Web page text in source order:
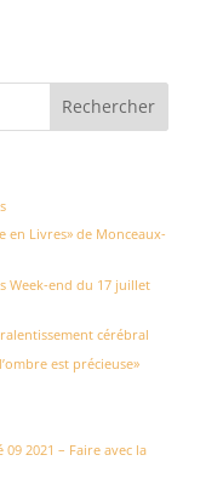
en Livres» de Monceaux-
Week-end du 17 juillet
cérébral
est précieuse»
2021 – Faire avec la